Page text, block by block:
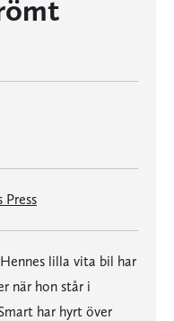
Press
lilla vita bil har
när hon står i
har hyrt över